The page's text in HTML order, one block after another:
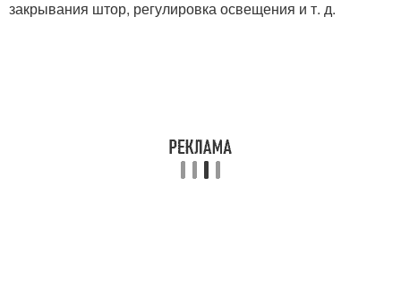
закрывания штор, регулировка освещения и т. д.